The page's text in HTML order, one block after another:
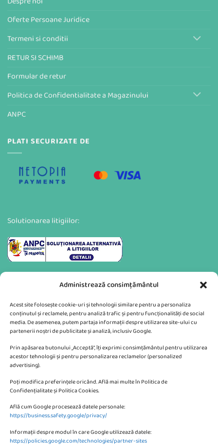
Administrează consimțământul
Acest site folosește cookie-uri și tehnologii similare pentru a personaliza
conținutul și reclamele, pentru analiză trafic și pentru funcționalități de social
media. De asemenea, putem partaja informații despre utilizarea site-ului cu
partenerii noștri de publicitate și analiză, inclusiv Google.
Prin apăsarea butonului „Acceptă”, îți exprimi consimțământul pentru utilizarea
acestor tehnologii și pentru personalizarea reclamelor (personalized
advertising).
Poți modifica preferințele oricând. Află mai multe în Politica de
Confidențialitate și Politica Cookies.
Află cum Google procesează datele personale:
https://business.safety.google/privacy/
Informații despre modul în care Google utilizează datele:
https://policies.google.com/technologies/partner-sites
Oferte Persoane Juridice
Termeni si conditii
RETUR SI SCHIMB
Formular de retur
Politica de Confidentialitate a Magazinului
ANPC
PLATI SECURIZATE DE
Solutionarea litigiilor:
Va putem sprijini si prin:
CONTACTEAZA-NE
SC KMBE Web Digital SRL